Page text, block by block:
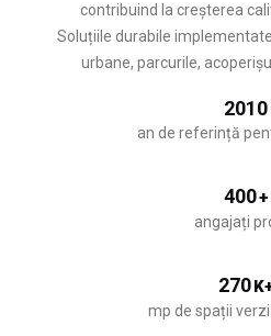
contribuind la creșterea
Soluțiile durabile
urbane, parcurile,
2010
an de referință
400+
angajați
270
mp de spații